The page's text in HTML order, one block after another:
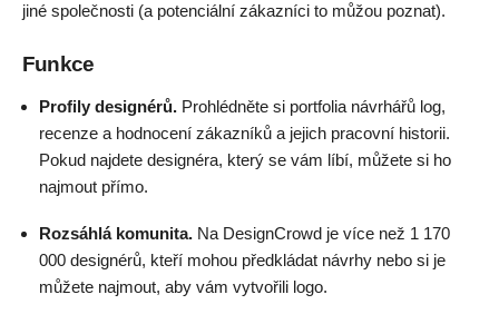
jiné společnosti (a potenciální zákazníci to můžou poznat).
Funkce
Profily designérů. Prohlédněte si portfolia návrhářů log,
recenze a hodnocení zákazníků a jejich pracovní historii.
Pokud najdete designéra, který se vám líbí, můžete si ho
najmout přímo.
Rozsáhlá komunita. Na DesignCrowd je více než 1 170
000 designérů, kteří mohou předkládat návrhy nebo si je
můžete najmout, aby vám vytvořili logo.